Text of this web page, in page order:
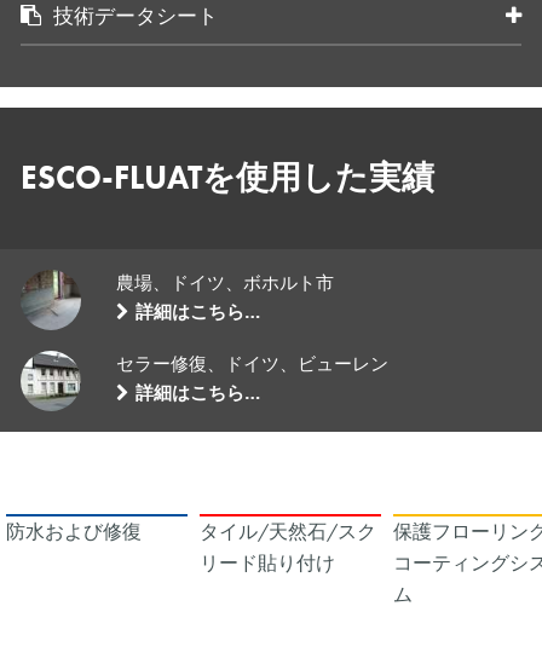
技術データシート
ESCO-FLUATを使用した実績
農場、ドイツ、ボホルト市
詳細はこちら…
セラー修復、ドイツ、ビューレン
詳細はこちら…
防水および修復
タイル/天然石/スク
リード貼り付け
保護フローリン
コーティングシ
ム